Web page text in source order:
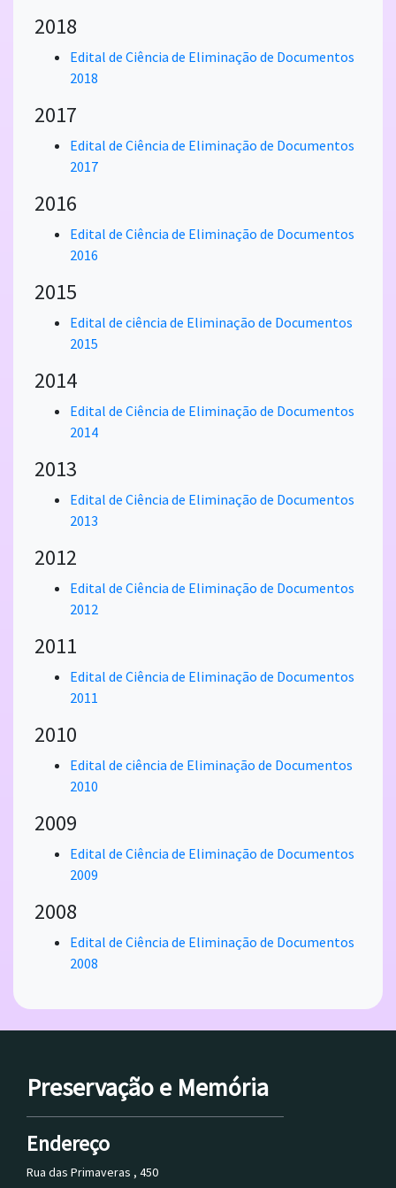
2018
Edital de Ciência de Eliminação de Documentos
2018
2017
Edital de Ciência de Eliminação de Documentos
2017
2016
Edital de Ciência de Eliminação de Documentos
2016
2015
Edital de ciência de Eliminação de Documentos
2015
2014
Edital de Ciência de Eliminação de Documentos
2014
2013
Edital de Ciência de Eliminação de Documentos
2013
2012
Edital de Ciência de Eliminação de Documentos
2012
2011
Edital de Ciência de Eliminação de Documentos
2011
2010
Edital de ciência de Eliminação de Documentos
2010
2009
Edital de Ciência de Eliminação de Documentos
2009
2008
Edital de Ciência de Eliminação de Documentos
2008
Preservação e Memória
Endereço
Rua das Primaveras , 450